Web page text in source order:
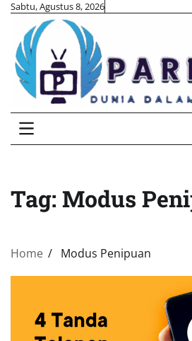
Skip
content
Sabtu, Agustus 8, 2026
Tag: Modus
Home Modus Penipuan